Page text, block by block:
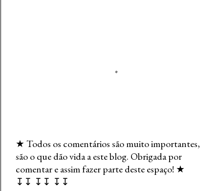
E
n
v
★ Todos os comentários são muito importantes,
são o que dão vida a este blog. Obrigada por
comentar e assim fazer parte deste espaço! ★
↧↧ ↧↧ ↧↧